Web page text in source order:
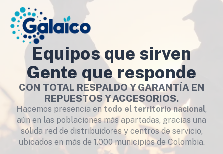
Equipos que sirven
Gente que responde
CON TOTAL RESPALDO Y GARANTÍA EN
REPUESTOS Y ACCESORIOS.
Hacemos presencia en todo el territorio nacional,
aún en las poblaciones más apartadas, gracias una
sólida red de distribuidores y centros de servicio,
ubicados en más de 1.000 municipios de Colombia.